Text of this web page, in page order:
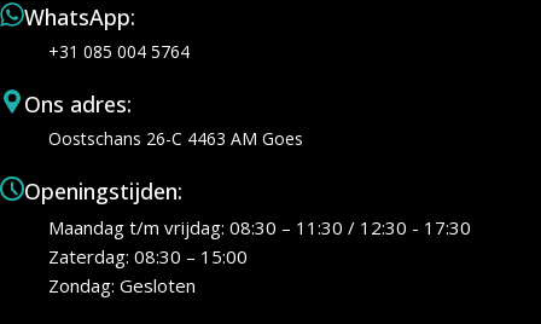
WhatsApp:
+31 085 004 5764
Ons adres:
Oostschans 26-C 4463 AM Goes
Openingstijden:
Maandag t/m vrijdag: 08:30 – 11:30 / 12:30 - 17:30
Zaterdag: 08:30 – 15:00
Zondag: Gesloten